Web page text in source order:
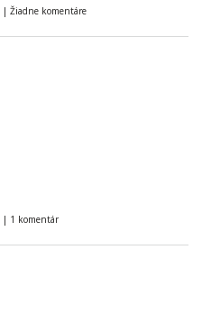
| Žiadne komentáre
| 1 komentár